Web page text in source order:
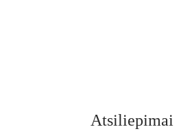
Atsiliepimai